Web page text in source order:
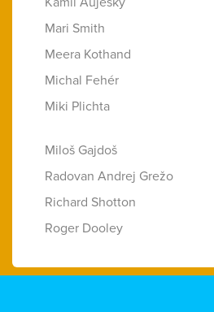
Mari Smith
Meera Kothand
Michal Fehér
Miki Plichta
Miloš Gajdoš
Radovan Andrej Grežo
Richard Shotton
Roger Dooley